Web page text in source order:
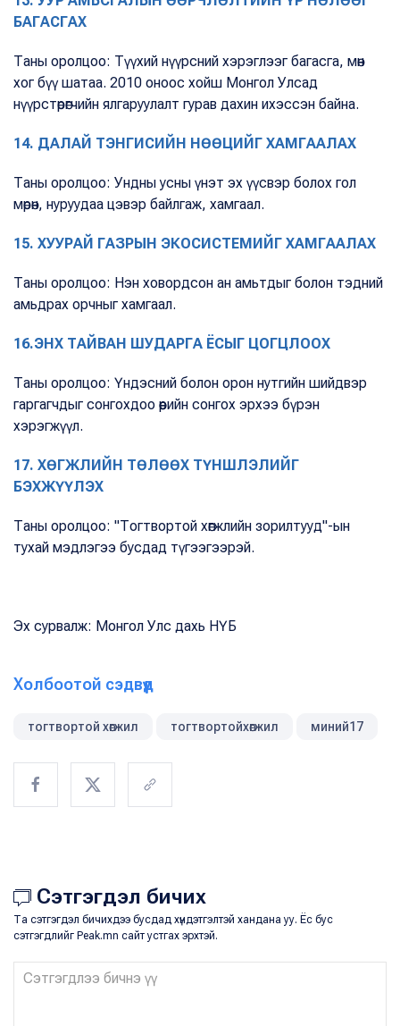
БАГАСГАХ
Таны оролцоо: Түүхий нүүрсний хэрэглээг багасга, мөн
хог бүү шатаа. 2010 оноос хойш Монгол Улсад
нүүрстөрөгчийн ялгаруулалт гурав дахин ихэссэн байна.
14. ДАЛАЙ ТЭНГИСИЙН НӨӨЦИЙГ ХАМГААЛАХ
Таны оролцоо: Ундны усны үнэт эх үүсвэр болох гол
мөрөн, нуруудаа цэвэр байлгаж, хамгаал.
15. ХУУРАЙ ГАЗРЫН ЭКОСИСТЕМИЙГ ХАМГААЛАХ
Таны оролцоо: Нэн ховордсон ан амьтдыг болон тэдний
амьдрах орчныг хамгаал.
16.ЭНХ ТАЙВАН ШУДАРГА ЁСЫГ ЦОГЦЛООХ
Таны оролцоо: Үндэсний болон орон нутгийн шийдвэр
гаргагчдыг сонгохдоо өөрийн сонгох эрхээ бүрэн
хэрэгжүүл.
17. ХӨГЖЛИЙН ТӨЛӨӨХ ТҮНШЛЭЛИЙГ
БЭХЖҮҮЛЭХ
Таны оролцоо: "Тогтвортой хөгжлийн зорилтууд"-ын
тухай мэдлэгээ бусдад түгээгээрэй.
Эх сурвалж: Монгол Улс дахь НҮБ
Холбоотой сэдвүүд
тогтвортой хөгжил тогтвортойхөгжил миний17
Сэтгэгдэл бичих
Та сэтгэгдэл бичихдээ бусдад хүндэтгэлтэй хандана уу. Ёс бус
сэтгэгдлийг Peak.mn сайт устгах эрхтэй.